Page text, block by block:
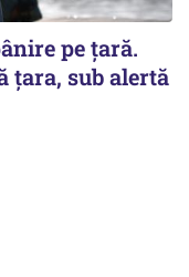
pe țară.
țara, sub alertă